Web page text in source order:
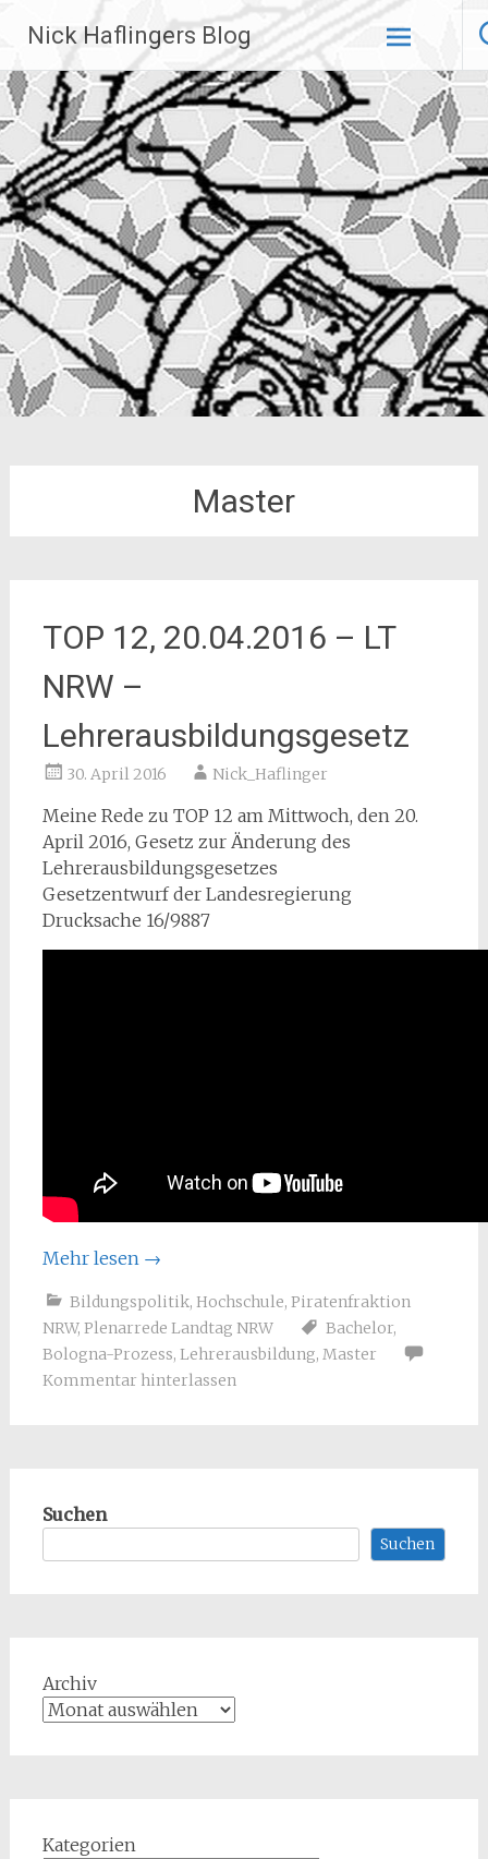
Inhalt
springen
Nick Haflingers Blog
Master
TOP 12, 20.04.2016 – LT
NRW –
Lehrerausbildungsgesetz
30. April 2016 Nick_Haflinger
Meine Rede zu TOP 12 am Mittwoch, den 20.
April 2016, Gesetz zur Änderung des
Lehrerausbildungsgesetzes
Gesetzentwurf der Landesregierung
Drucksache 16/9887
Mehr lesen →
Bildungspolitik, Hochschule, Piratenfraktion
NRW, Plenarrede Landtag NRW Bachelor,
Bologna-Prozess, Lehrerausbildung, Master
Kommentar hinterlassen
Suchen
Suchen
Archiv
Kategorien